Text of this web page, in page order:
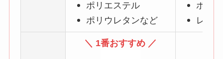
ポリエステル
ポリウレタンなど
ポリ
レー
＼ 1番おすすめ ／